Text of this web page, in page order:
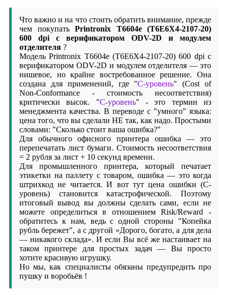
Что важно и на что стоить обратить внимание, прежде
чем покупать Printronix T6604e (T6E6X4-2107-20)
600 dpi с верификатором ODV-2D и модулем
отделителя ?
Модель Printronix T6604e (T6E6X4-2107-20) 600 dpi с
верификатором ODV-2D и модулем отделителя — это
нишевое, но крайне востребованное решение. Она
создана для применений, где "C-уровень" (Cost of
Non-Conformance - стоимость несоответствия)
критически высок. "C-уровень" - это термин из
менеджмента качества. В переводе с "умного" языка:
цена того, что вы сделали НЕ так, как надо. Простыми
словами: "Сколько стоит ваша ошибка?"
Для обычного офисного принтера ошибка — это
перепечатать лист бумаги. Стоимость несоответствия
= 2 рубля за лист + 10 секунд времени.
Для промышленного принтера, который печатает
этикетки на паллету с товаром, ошибка — это когда
штрихкод не читается. И вот тут цена ошибки (C-
уровень) становится катастрофической. Поэтому
итоговый вывод вы должны сделать сами, если не
можете определиться в отношением Risk/Reward -
обратитесь к нам, ведь с одной стороны "Копейка
рубль бережет", а с другой «Дорого, богато, а для дела
— никакого склада». И если Вы всё же настаивает на
таком принтере для простых задач — Вы просто
хотите красивую игрушку.
Но мы, как специалисты обязаны предупредить про
пушку и воробьёв !